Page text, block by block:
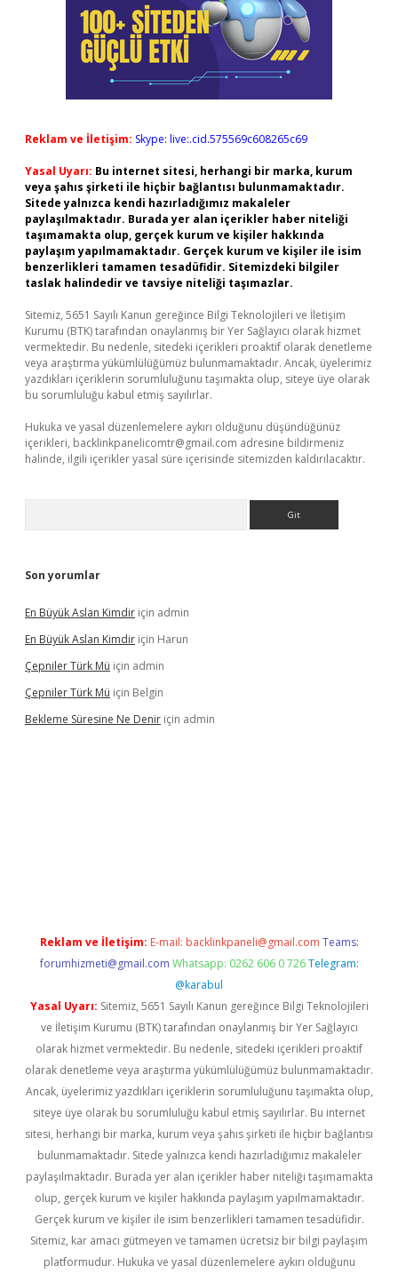
Reklam ve İletişim: Skype: live:.cid.575569c608265c69
Yasal Uyarı: Bu internet sitesi, herhangi bir marka, kurum
veya şahıs şirketi ile hiçbir bağlantısı bulunmamaktadır.
Sitede yalnızca kendi hazırladığımız makaleler
paylaşılmaktadır. Burada yer alan içerikler haber niteliği
taşımamakta olup, gerçek kurum ve kişiler hakkında
paylaşım yapılmamaktadır. Gerçek kurum ve kişiler ile isim
benzerlikleri tamamen tesadüfidir. Sitemizdeki bilgiler
taslak halindedir ve tavsiye niteliği taşımazlar.
Sitemiz, 5651 Sayılı Kanun gereğince Bilgi Teknolojileri ve İletişim
Kurumu (BTK) tarafından onaylanmış bir Yer Sağlayıcı olarak hizmet
vermektedir. Bu nedenle, sitedeki içerikleri proaktif olarak denetleme
veya araştırma yükümlülüğümüz bulunmamaktadır. Ancak, üyelerimiz
yazdıkları içeriklerin sorumluluğunu taşımakta olup, siteye üye olarak
bu sorumluluğu kabul etmiş sayılırlar.
Hukuka ve yasal düzenlemelere aykırı olduğunu düşündüğünüz
içerikleri, backlinkpanelicomtr@gmail.com adresine bildirmeniz
halinde, ilgili içerikler yasal süre içerisinde sitemizden kaldırılacaktır.
Son yorumlar
En Büyük Aslan Kimdir için admin
En Büyük Aslan Kimdir için Harun
Çepniler Türk Mü için admin
Çepniler Türk Mü için Belgin
Bekleme Süresine Ne Denir için admin
Reklam ve İletişim: E-mail: backlinkpaneli@gmail.com Teams:
forumhizmeti@gmail.com Whatsapp: 0262 606 0 726 Telegram:
@karabul
Yasal Uyarı: Sitemiz, 5651 Sayılı Kanun gereğince Bilgi Teknolojileri
ve İletişim Kurumu (BTK) tarafından onaylanmış bir Yer Sağlayıcı
olarak hizmet vermektedir. Bu nedenle, sitedeki içerikleri proaktif
olarak denetleme veya araştırma yükümlülüğümüz bulunmamaktadır.
Ancak, üyelerimiz yazdıkları içeriklerin sorumluluğunu taşımakta olup,
siteye üye olarak bu sorumluluğu kabul etmiş sayılırlar. Bu internet
sitesi, herhangi bir marka, kurum veya şahıs şirketi ile hiçbir bağlantısı
bulunmamaktadır. Sitede yalnızca kendi hazırladığımız makaleler
paylaşılmaktadır. Burada yer alan içerikler haber niteliği taşımamakta
olup, gerçek kurum ve kişiler hakkında paylaşım yapılmamaktadır.
Gerçek kurum ve kişiler ile isim benzerlikleri tamamen tesadüfidir.
Sitemiz, kar amacı gütmeyen ve tamamen ücretsiz bir bilgi paylaşım
platformudur. Hukuka ve yasal düzenlemelere aykırı olduğunu